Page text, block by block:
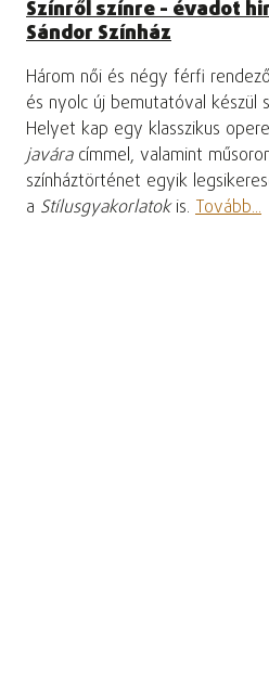
Színről színre - évadot
Sándor Színház
Három női és négy férfi
és nyolc új bemutatóval készül
Helyet kap egy klasszikus
javáracímmel, valamint
színháztörténet egyik
a Stílusgyakorlatokis. Tovább...